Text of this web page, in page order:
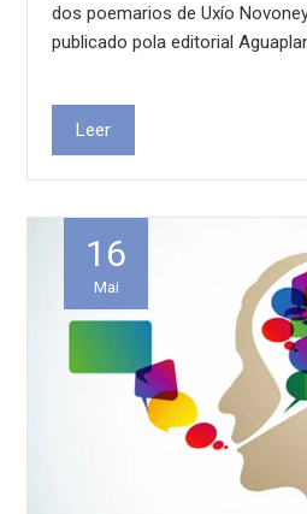
dos poemarios de Uxío
publicado pola editorial
Leer
16
Mai